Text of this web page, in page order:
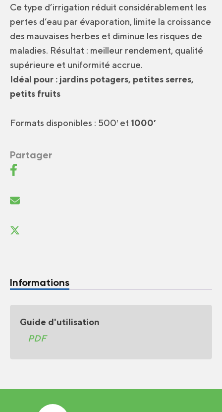
Ce type d’irrigation réduit considérablement les
pertes d’eau par évaporation, limite la croissance
des mauvaises herbes et diminue les risques de
maladies. Résultat : meilleur rendement, qualité
supérieure et uniformité accrue.
Idéal pour : jardins potagers, petites serres,
petits fruits
Formats disponibles : 500′ et 1000′
Partager
Informations
Guide d'utilisation
PDF